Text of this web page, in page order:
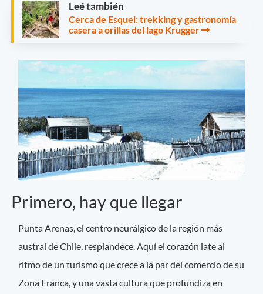
Leé también
Cerca de Esquel: trekking y gastronomía
casera a orillas del lago Krugger
Primero, hay que llegar
Punta Arenas, el centro neurálgico de la región más
austral de Chile, resplandece. Aquí el corazón late al
ritmo de un turismo que crece a la par del comercio de su
Zona Franca, y una vasta cultura que profundiza en